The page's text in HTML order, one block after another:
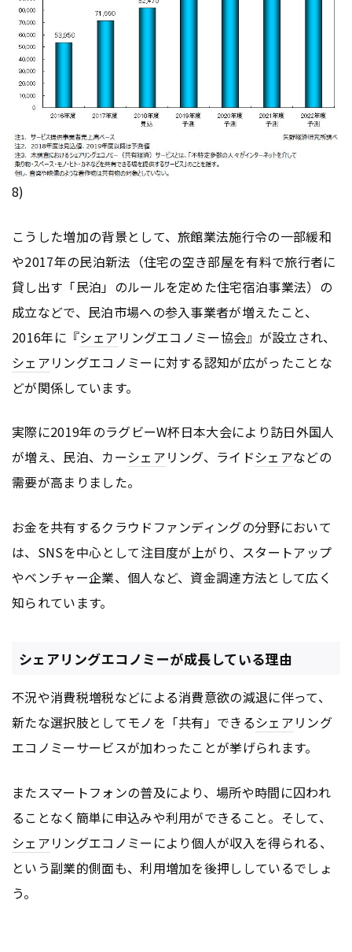
8)
こうした増加の背景として、旅館業法施行令の一部緩和
や2017年の民泊新法（住宅の空き部屋を有料で旅行者に
貸し出す「民泊」のルールを定めた住宅宿泊事業法）の
成立などで、民泊市場への参入事業者が増えたこと、
2016年に『シェアリングエコノミー協会』が設立され、
シェアリングエコノミーに対する認知が広がったことな
どが関係しています。
実際に2019年のラグビーW杯日本大会により訪日外国人
が増え、民泊、カーシェアリング、ライドシェアなどの
需要が高まりました。
お金を共有するクラウドファンディングの分野において
は、SNSを中心として注目度が上がり、スタートアップ
やベンチャー企業、個人など、資金調達方法として広く
知られています。
シェアリングエコノミーが成長している理由
不況や消費税増税などによる消費意欲の減退に伴って、
新たな選択肢としてモノを「共有」できるシェアリング
エコノミーサービスが加わったことが挙げられます。
またスマートフォンの普及により、場所や時間に囚われ
ることなく簡単に申込みや利用ができること。そして、
シェアリングエコノミーにより個人が収入を得られる、
という副業的側面も、利用増加を後押ししているでしょ
う。